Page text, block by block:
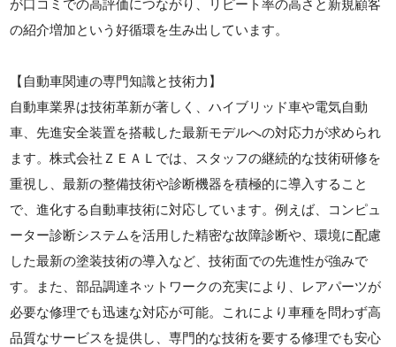
が口コミでの高評価につながり、リピート率の高さと新規顧客
の紹介増加という好循環を生み出しています。
【自動車関連の専門知識と技術力】
自動車業界は技術革新が著しく、ハイブリッド車や電気自動
車、先進安全装置を搭載した最新モデルへの対応力が求められ
ます。株式会社ＺＥＡＬでは、スタッフの継続的な技術研修を
重視し、最新の整備技術や診断機器を積極的に導入すること
で、進化する自動車技術に対応しています。例えば、コンピュ
ーター診断システムを活用した精密な故障診断や、環境に配慮
した最新の塗装技術の導入など、技術面での先進性が強みで
す。また、部品調達ネットワークの充実により、レアパーツが
必要な修理でも迅速な対応が可能。これにより車種を問わず高
品質なサービスを提供し、専門的な技術を要する修理でも安心